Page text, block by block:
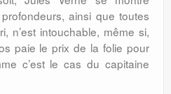
ainsi que toutes
n’est intouchable, même si,
paie le prix de la folie pour
c’est le cas du capitaine